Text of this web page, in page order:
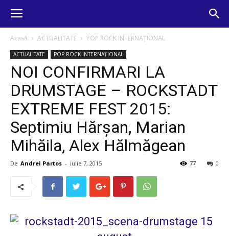
Acasă ACTUALITATE POP ROCK INTERNAȚIONAL
ACTUALITATE POP ROCK INTERNAȚIONAL
NOI CONFIRMARI LA
DRUMSTAGE – ROCKSTADT
EXTREME FEST 2015:
Septimiu Hărşan, Marian
Mihăila, Alex Hălmăgean
De Andrei Partos - iulie 7, 2015 0
77